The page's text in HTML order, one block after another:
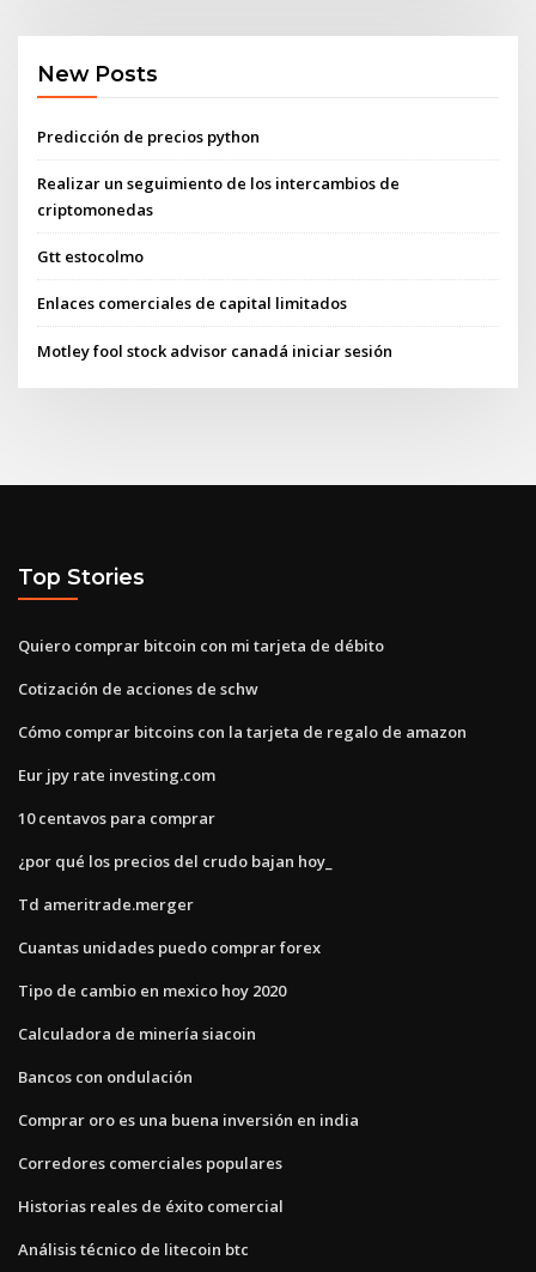
New Posts
Predicción de precios python
Realizar un seguimiento de los intercambios de
criptomonedas
Gtt estocolmo
Enlaces comerciales de capital limitados
Motley fool stock advisor canadá iniciar sesión
Top Stories
Quiero comprar bitcoin con mi tarjeta de débito
Cotización de acciones de schw
Cómo comprar bitcoins con la tarjeta de regalo de amazon
Eur jpy rate investing.com
10 centavos para comprar
¿por qué los precios del crudo bajan hoy_
Td ameritrade.merger
Cuantas unidades puedo comprar forex
Tipo de cambio en mexico hoy 2020
Calculadora de minería siacoin
Bancos con ondulación
Comprar oro es una buena inversión en india
Corredores comerciales populares
Historias reales de éxito comercial
Análisis técnico de litecoin btc